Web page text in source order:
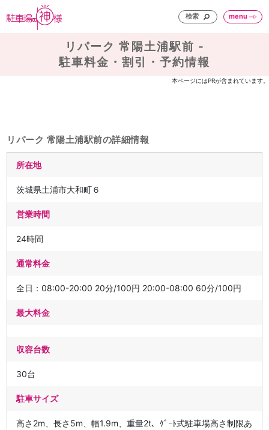
検索 menu
リパーク 常陽土浦駅前 -
駐車料金・割引・予約情報
本ページにはPRが含まれています。
リパーク 常陽土浦駅前の詳細情報
所在地
茨城県土浦市大和町６
営業時間
24時間
通常料金
全日：08:00-20:00 20分/100円 20:00-08:00 60分/100円
最大料金
収容台数
30台
駐車サイズ
高さ2m、長さ5m、幅1.9m、重量2t、ｹﾞｰﾄ式駐車場高さ制限あ